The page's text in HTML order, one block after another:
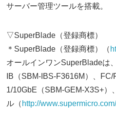
サーバー管理ツールを搭載。
▽SuperBlade（登録商標）
＊SuperBlade（登録商標）（
オールインワンSuperBladeは
IB（SBM-IBS-F3616M）、
1/10GbE（SBM-GEM-X3S+）
ル（ http://